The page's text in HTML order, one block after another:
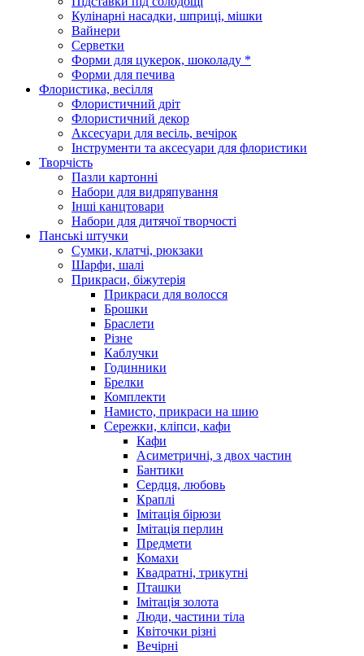
Кулінарні насадки, шприці, мішки
Вайнери
Серветки
Форми для цукерок, шоколаду *
Форми для печива
Флористика, весілля
Флористичний дріт
Флористичний декор
Аксесуари для весіль, вечірок
Інструменти та аксесуари для флористики
Творчість
Пазли картонні
Набори для видряпування
Інші канцтовари
Набори для дитячої творчості
Панські штучки
Сумки, клатчі, рюкзаки
Шарфи, шалі
Прикраси, біжутерія
Прикраси для волосся
Брошки
Браслети
Різне
Каблучки
Годинники
Брелки
Комплекти
Намисто, прикраси на шию
Сережки, кліпси, кафи
Кафи
Асиметричні, з двох частин
Бантики
Сердця, любовь
Краплі
Імітація бірюзи
Імітація перлин
Предмети
Комахи
Квадратні, трикутні
Пташки
Імітація золота
Люди, частини тіла
Квіточки різні
Вечірні